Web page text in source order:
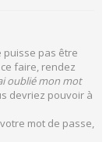
puisse pas être
faire, rendez
oublié mon mot
devriez pouvoir à
mot de passe,